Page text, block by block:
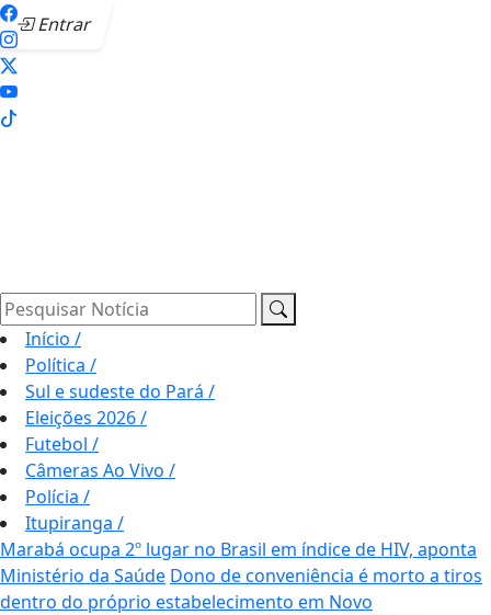
Entrar
Pesquisar Notícia
Início /
Política /
Sul e sudeste do Pará /
Eleições 2026/
Futebol /
Câmeras Ao Vivo /
Polícia /
Itupiranga /
Marabá ocupa 2º lugar no Brasil em índice de HIV, aponta
Ministério da Saúde Dono de conveniência é morto a tiros
dentro do próprio estabelecimento em Novo